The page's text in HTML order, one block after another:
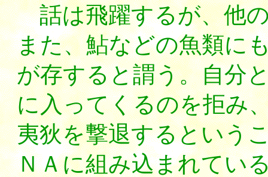
話は飛躍するが、他の
また、鮎などの魚類に
が存すると謂う。自分
に入ってくるのを拒み
夷狄を撃退するという
ＮＡに組み込まれてい